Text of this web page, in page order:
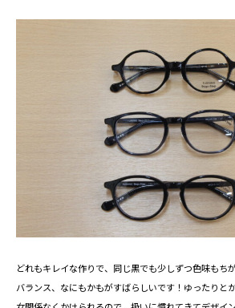
どれもキレイな作りで、同じ黒でも少しずつ色味もち
バランス、なにもかもがすばらしいです！ゆったりと